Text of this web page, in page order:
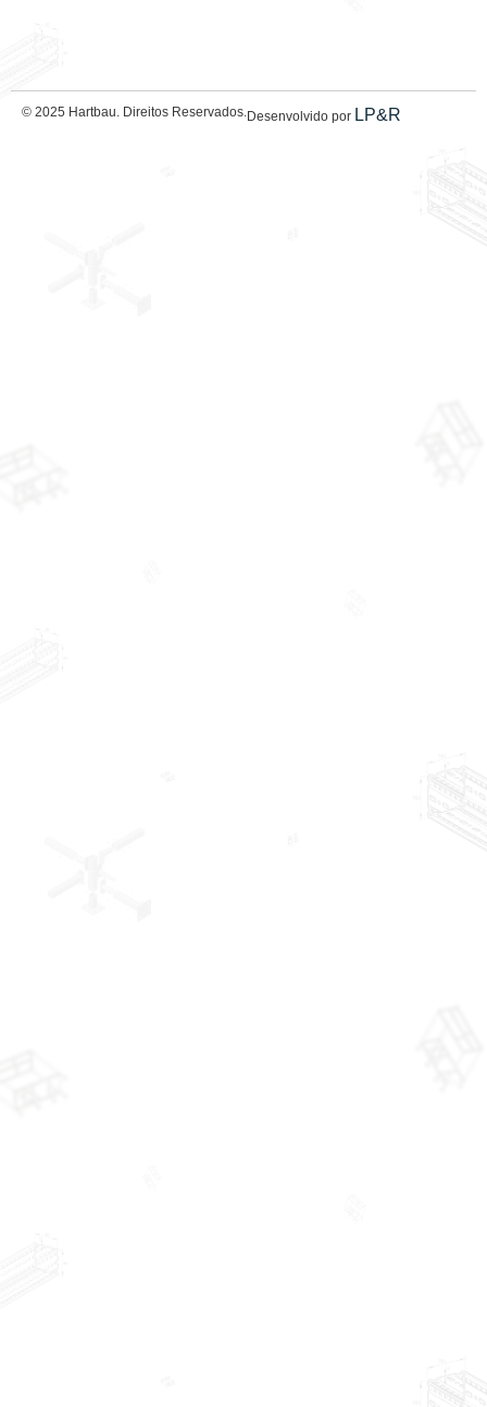
© 2025 Hartbau. Direitos Reservados.Desenvolvido por LP&R